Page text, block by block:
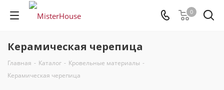
0
Керамическая черепица
Главная - Каталог - Кровельные материалы -
Керамическая черепица